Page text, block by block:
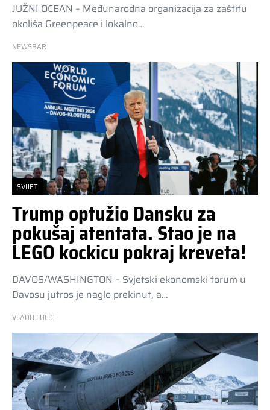
JUŽNI OCEAN – Međunarodna organizacija za zaštitu
okoliša Greenpeace i lokalno…
NEWSBAR
SVIJET
Trump optužio Dansku za
pokušaj atentata. Stao je na
LEGO kockicu pokraj kreveta!
DAVOS/WASHINGTON – Svjetski ekonomski forum u
Davosu jutros je naglo prekinut, a…
VLADO LUCIĆ